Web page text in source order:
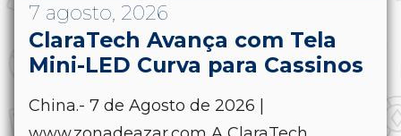
7 agosto, 2026
ClaraTech Avança com Tela
Mini-LED Curva para Cassinos
China.- 7 de Agosto de 2026 |